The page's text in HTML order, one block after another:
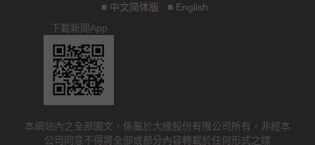
■ 中文简体版 ■ English
下載新聞App
本網站內之全部圖文，係屬於大椽股份有限公司所有，非經本
公司同意不得將全部或部分內容轉載於任何形式之媒